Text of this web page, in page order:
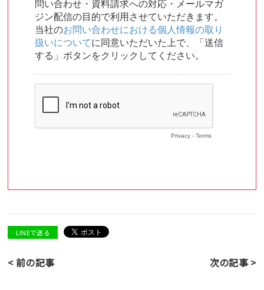
LINEで送る
< 前の記事 次の記事 >